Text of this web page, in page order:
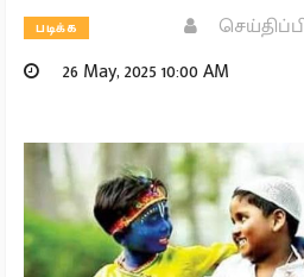
படிக்க
26 May, 2025 10:00 AM